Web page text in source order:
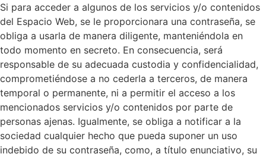
Si para acceder a algunos de los servicios y/o contenidos
del Espacio Web, se le proporcionara una contraseña, se
obliga a usarla de manera diligente, manteniéndola en
todo momento en secreto. En consecuencia, será
responsable de su adecuada custodia y confidencialidad,
comprometiéndose a no cederla a terceros, de manera
temporal o permanente, ni a permitir el acceso a los
mencionados servicios y/o contenidos por parte de
personas ajenas. Igualmente, se obliga a notificar a la
sociedad cualquier hecho que pueda suponer un uso
indebido de su contraseña, como, a título enunciativo, su